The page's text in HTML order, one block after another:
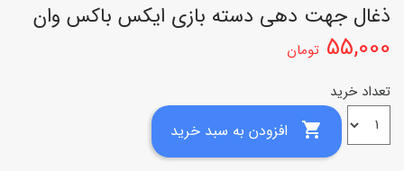
ذغال جهت دهی دسته بازی ایکس باکس وان
55,000 تومان
تعداد خرید
